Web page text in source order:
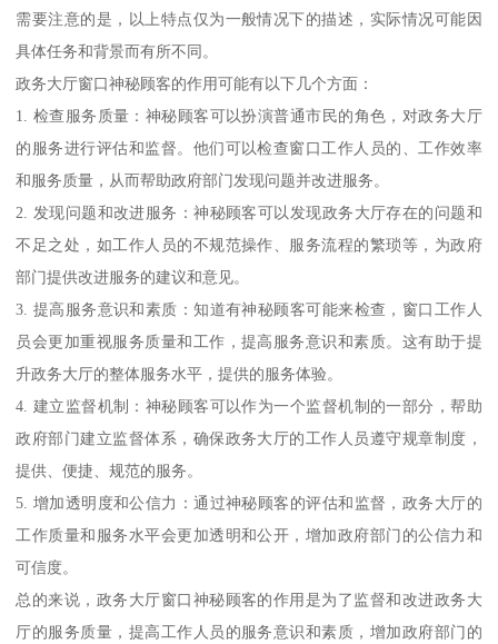
需要注意的是，以上特点仅为一般情况下的描述，实际情况可能因
具体任务和背景而有所不同。
政务大厅窗口神秘顾客的作用可能有以下几个方面：
1. 检查服务质量：神秘顾客可以扮演普通市民的角色，对政务大厅
的服务进行评估和监督。他们可以检查窗口工作人员的、工作效率
和服务质量，从而帮助政府部门发现问题并改进服务。
2. 发现问题和改进服务：神秘顾客可以发现政务大厅存在的问题和
不足之处，如工作人员的不规范操作、服务流程的繁琐等，为政府
部门提供改进服务的建议和意见。
3. 提高服务意识和素质：知道有神秘顾客可能来检查，窗口工作人
员会更加重视服务质量和工作，提高服务意识和素质。这有助于提
升政务大厅的整体服务水平，提供的服务体验。
4. 建立监督机制：神秘顾客可以作为一个监督机制的一部分，帮助
政府部门建立监督体系，确保政务大厅的工作人员遵守规章制度，
提供、便捷、规范的服务。
5. 增加透明度和公信力：通过神秘顾客的评估和监督，政务大厅的
工作质量和服务水平会更加透明和公开，增加政府部门的公信力和
可信度。
总的来说，政务大厅窗口神秘顾客的作用是为了监督和改进政务大
厅的服务质量，提高工作人员的服务意识和素质，增加政府部门的